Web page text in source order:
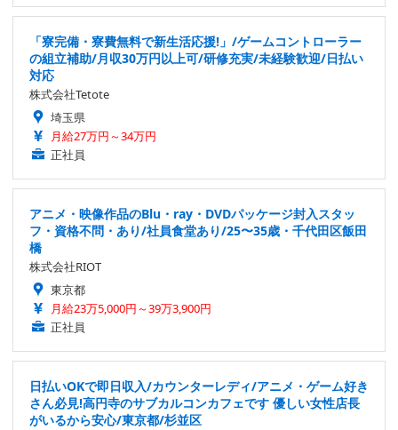
「寮完備・寮費無料で新生活応援!」/ゲームコントローラー
の組立補助/月収30万円以上可/研修充実/未経験歓迎/日払い
対応
株式会社Tetote
埼玉県
月給27万円～34万円
正社員
アニメ・映像作品のBlu・ray・DVDパッケージ封入スタッ
フ・資格不問・あり/社員食堂あり/25〜35歳・千代田区飯田
橋
株式会社RIOT
東京都
月給23万5,000円～39万3,900円
正社員
日払いOKで即日収入/カウンターレディ/アニメ・ゲーム好き
さん必見!高円寺のサブカルコンカフェです 優しい女性店長
がいるから安心/東京都/杉並区